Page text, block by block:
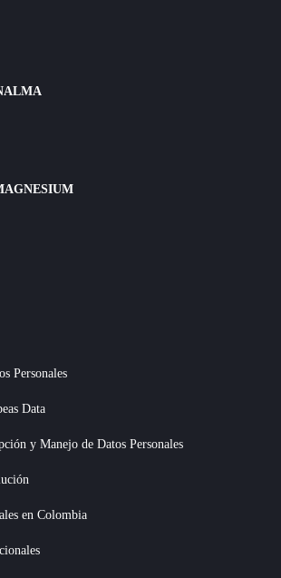
Personales
Data
y Manejo de Datos Personales
en Colombia